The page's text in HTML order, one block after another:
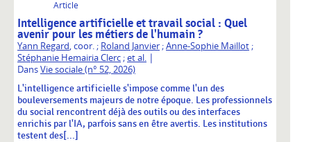
Article
Intelligence artificielle et travail social : Quel
avenir pour les métiers de l'humain ?
Yann Regard , coor. ; Roland Janvier;Anne-Sophie Maillot;
Stéphanie Hemairia Clerc;et al. |
DansVie sociale (n° 52, 2026)
L'intelligence artificielle s'impose comme l'un des
bouleversements majeurs de notre époque. Les professionnels
du social rencontrent déjà des outils ou des interfaces
enrichis par l'IA, parfois sans en être avertis. Les institutions
testent des[...]